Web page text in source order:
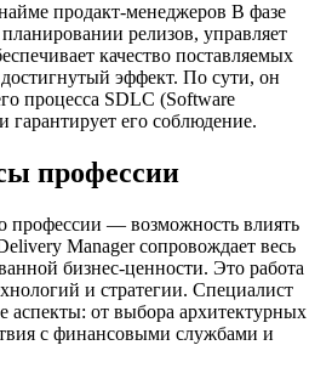
продакт-менеджеров В фазе
релизов, управляет
качество поставляемых
эффект. По сути, он
процесса SDLC (Software
гарантирует его соблюдение.
профессии
профессии — возможность влиять
Manager сопровождает весь
бизнес-ценности. Это работа
и стратегии. Специалист
аспекты: от выбора архитектурных
с финансовыми службами и